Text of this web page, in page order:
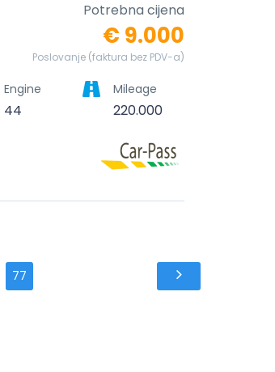
Potrebna cijena
€ 9.000
Poslovanje (faktura bez PDV-a)
Engine
44
Mileage
220.000
77